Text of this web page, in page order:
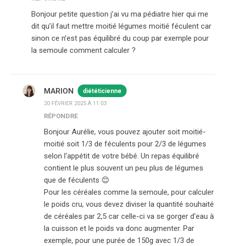
Bonjour petite question j’ai vu ma pédiatre hier qui me
dit qu’il faut mettre moitié légumes moitié féculent car
sinon ce n’est pas équilibré du coup par exemple pour
la semoule comment calculer ?
MARION diététicienne
20 FÉVRIER 2025 À 11:03
RÉPONDRE
Bonjour Aurélie, vous pouvez ajouter soit moitié-
moitié soit 1/3 de féculents pour 2/3 de légumes
selon l'appétit de votre bébé. Un repas équilibré
contient le plus souvent un peu plus de légumes
que de féculents 😊
Pour les céréales comme la semoule, pour calculer
le poids cru, vous devez diviser la quantité souhaité
de céréales par 2,5 car celle-ci va se gorger d'eau à
la cuisson et le poids va donc augmenter. Par
exemple, pour une purée de 150g avec 1/3 de